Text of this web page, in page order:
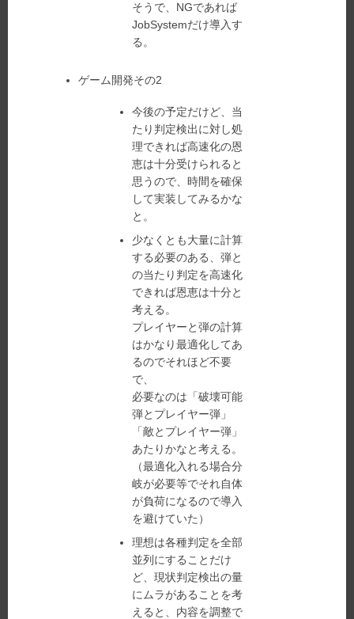
そうで、NGであれば
JobSystemだけ導入す
る。
ゲーム開発その2
今後の予定だけど、当
たり判定検出に対し処
理できれば高速化の恩
恵は十分受けられると
思うので、時間を確保
して実装してみるかな
と。
少なくとも大量に計算
する必要のある、弾と
の当たり判定を高速化
できれば恩恵は十分と
考える。
プレイヤーと弾の計算
はかなり最適化してあ
るのでそれほど不要
で、
必要なのは「破壊可能
弾とプレイヤー弾」
「敵とプレイヤー弾」
あたりかなと考える。
（最適化入れる場合分
岐が必要等でそれ自体
が負荷になるので導入
を避けていた）
理想は各種判定を全部
並列にすることだけ
ど、現状判定検出の量
にムラがあることを考
えると、内容を調整で